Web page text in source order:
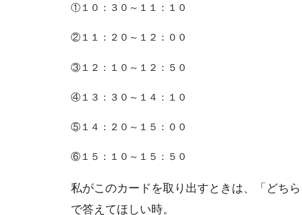
①１０：３０～１１：１０
②１１：２０～１２：００
③１２：１０～１２：５０
④１３：３０～１４：１０
⑤１４：２０～１５：００
⑥１５：１０～１５：５０
私がこのカードを取り出すときは、「どち
で答えてほしい時。